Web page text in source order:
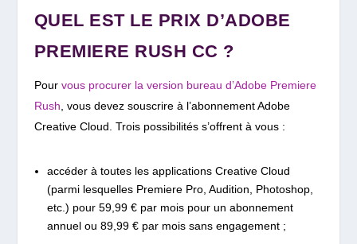
QUEL EST LE PRIX D’ADOBE
PREMIERE RUSH CC ?
Pourvous procurer la version bureau d’Adobe Premiere
Rush , vous devez souscrire à l’abonnement Adobe
Creative Cloud. Trois possibilités s’offrent à vous :
accéder à toutes les applications Creative Cloud
(parmi lesquelles Premiere Pro, Audition, Photoshop,
etc.) pour 59,99 € par mois pour un abonnement
annuel ou 89,99 € par mois sans engagement ;